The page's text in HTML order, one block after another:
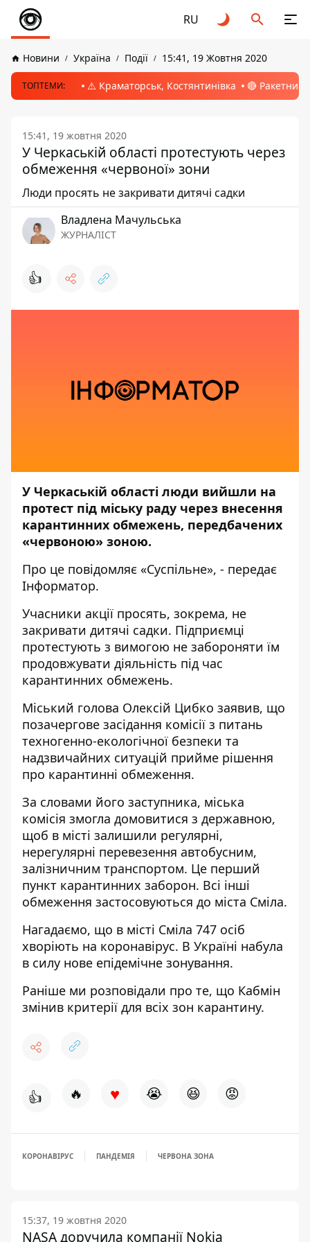
RU
Новини Україна Події 15:41, 19 Жовтня 2020
ТОПТЕМИ: ⚠️ Краматорськ, Костянтинівка 🔴 Ракетний
15:41, 19 жовтня 2020
У Черкаській області протестують через
обмеження «червоної» зони
Люди просять не закривати дитячі садки
Владлена Мачульська
ЖУРНАЛІСТ
👍
У Черкаській області люди вийшли на
протест під міську раду через внесення
карантинних обмежень, передбачених
«червоною» зоною.
Про це повідомляє «Суспільне», - передає
Інформатор.
Учасники акції просять, зокрема, не
закривати дитячі садки. Підприємці
протестують з вимогою не забороняти їм
продовжувати діяльність під час
карантинних обмежень.
Міський голова Олексій Цибко заявив, що
позачергове засідання комісії з питань
техногенно-екологічної безпеки та
надзвичайних ситуацій прийме рішення
про карантинні обмеження.
За словами його заступника, міська
комісія змогла домовитися з державною,
щоб в місті залишили регулярні,
нерегулярні перевезення автобусним,
залізничним транспортом. Це перший
пункт карантинних заборон. Всі інші
обмеження застосовуються до міста Сміла.
Нагадаємо, що в місті Сміла 747 осіб
хворіють на коронавірус. В Україні набула
в силу нове епідемічне зонування.
Раніше ми розповідали про те, що Кабмін
змінив критерії для всіх зон карантину.
👍 🔥 ♥ 😭 😆 😡
КОРОНАВІРУС ПАНДЕМІЯ ЧЕРВОНА ЗОНА
15:37, 19 жовтня 2020
NASA доручила компанії Nokia